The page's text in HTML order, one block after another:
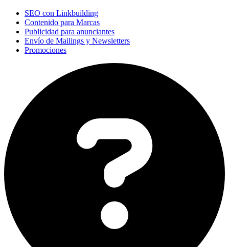
SEO con Linkbuilding
Contenido para Marcas
Publicidad para anunciantes
Envío de Mailings y Newsletters
Promociones